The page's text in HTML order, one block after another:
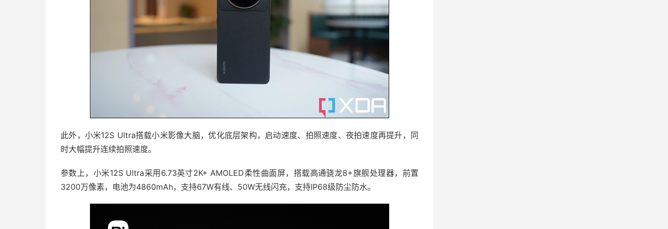
此外，小米12S Ultra搭载小米影像大脑，优化底层架构，启动速度、拍照速度、夜拍速度再提升，同
时大幅提升连续拍照速度。
参数上，小米12S Ultra采用6.73英寸2K+ AMOLED柔性曲面屏，搭载高通骁龙8+旗舰处理器，前置
3200万像素，电池为4860mAh，支持67W有线、50W无线闪充，支持IP68级防尘防水。